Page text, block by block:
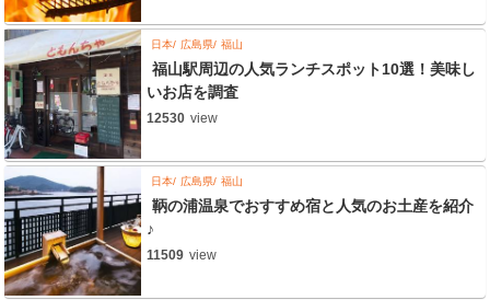
日本 広島県 福山
福山駅周辺の人気ランチスポット10選！美味し
いお店を調査
12530 view
日本 広島県 福山
鞆の浦温泉でおすすめ宿と人気のお土産を紹介
♪
11509 view